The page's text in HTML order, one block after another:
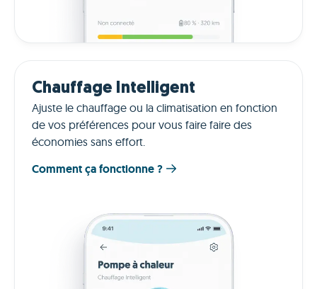
Chauffage Intelligent
Ajuste le chauffage ou la climatisation en fonction
de vos préférences pour vous faire faire des
économies sans effort.
Comment ça fonctionne ?